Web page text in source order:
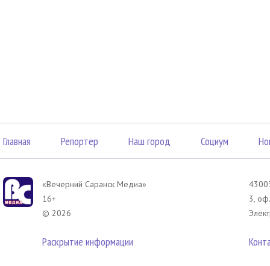
Главная Репортер Наш город Социум
«Вечерний Саранск Mедиа»
16+
© 2026
Раскрытие информации
3,